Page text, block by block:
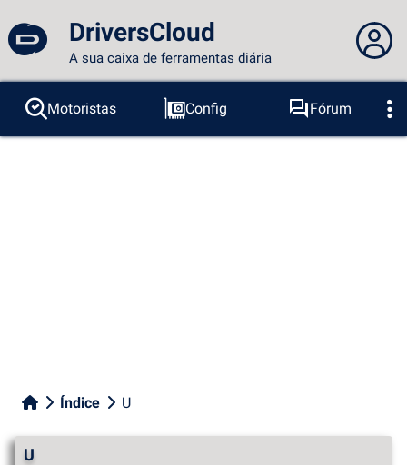
DriversCloud
A sua caixa de ferramentas diária
Você não está logado...
Acesso ao site
Motoristas Config
Fórum
Sondas
BSOD Ferramentas
Índice U
U